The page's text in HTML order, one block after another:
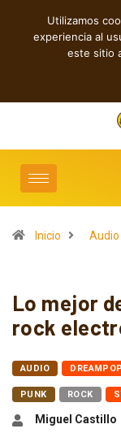
Rock, folk e indie:
Inicio Audio
Lo mejor
rock
AUDIO DREAMPOP
PUNK ROCK
Miguel Castillo
Utilizamos
experiencia al
este sitio